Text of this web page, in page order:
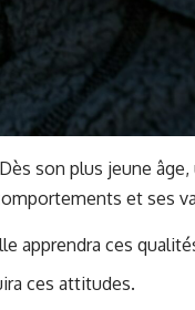
son plus jeune
et ses
apprendra ces
ces attitudes.